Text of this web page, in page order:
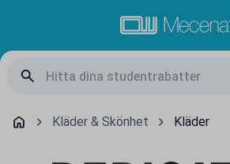
Kläder & Skönhet Kläder